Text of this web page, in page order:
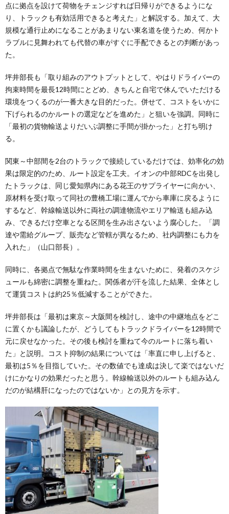
点に拠点を設けて荷物をチェンジすれば日帰りができるようにな
り、トラックも有効活用できると考えた」と解説する。加えて、大
規模な通行止めになることがあまりない東名道を使うため、何かト
ラブルに見舞われても代替の車がすぐに手配できるとの判断があっ
た。
坪井部長も「取り組みのアウトプットとして、やはりドライバーの
拘束時間を最長12時間にとどめ、きちんと自宅で休んでいただける
環境をつくるのが一番大きな目的だった。併せて、コストをいかに
下げられるのかルートの選定などを進めた」と狙いを強調。同時に
「最初の貨物輸送よりだいぶ調整に手間が掛かった」と打ち明け
る。
関東～中部間を2台のトラックで接続しているだけでは、効率化の効
果は限定的のため、ルート設定を工夫。イオンの中部RDCを出発し
たトラックは、同じ愛知県内にある花王のサプライヤーに向かい、
原材料を受け取って同社の豊橋工場に運んでから車庫に戻るように
するなど、幹線輸送以外に両社の調達物流やエリア輸送も組み込
み、できるだけ空車となる区間を生み出さないよう腐心した。「調
達や需給グループ、販売など管轄が異なるため、社内調整にも力を
入れた」（山口部長）。
同時に、各拠点で無駄な作業時間を生まないために、発着のスケジ
ュールも綿密に調整を重ねた。関係者が汗を流した結果、全体とし
て運賃コストは約25％低減することができた。
坪井部長は「最初は東京～大阪間を検討し、途中の中継地点をどこ
に置くかも議論したが、どうしてもトラックドライバーを12時間で
元に戻せなかった。その後も検討を重ねて今のルートに落ち着い
た」と説明。コスト抑制の結果については「率直に申し上げると、
最初は5％を目指していた。その数値でも達成は決して楽ではないだ
けにかなりの効果だったと思う。幹線輸送以外のルートも組み込ん
だのが結構肝になったのではないか」との見方を示す。